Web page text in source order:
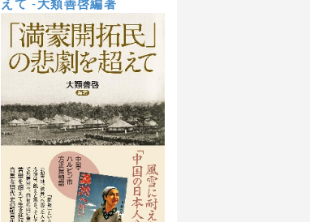
えて -大類善啓編著